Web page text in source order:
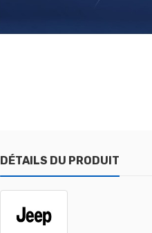
DÉTAILS DU PRODUIT